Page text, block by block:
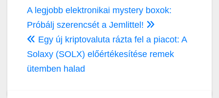
Bejegyzés
navigáció
A legjobb elektronikai mystery boxok:
Próbálj szerencsét a Jemlittel!
Egy új kriptovaluta rázta fel a piacot: A
Solaxy (SOLX) előértékesítése remek
ütemben halad